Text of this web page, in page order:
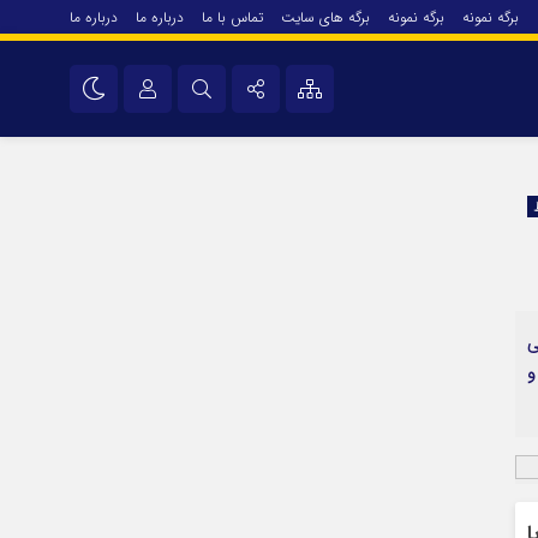
برگه نمونه برگه نمونه برگه های سایت تماس با ما درباره ما درباره ما